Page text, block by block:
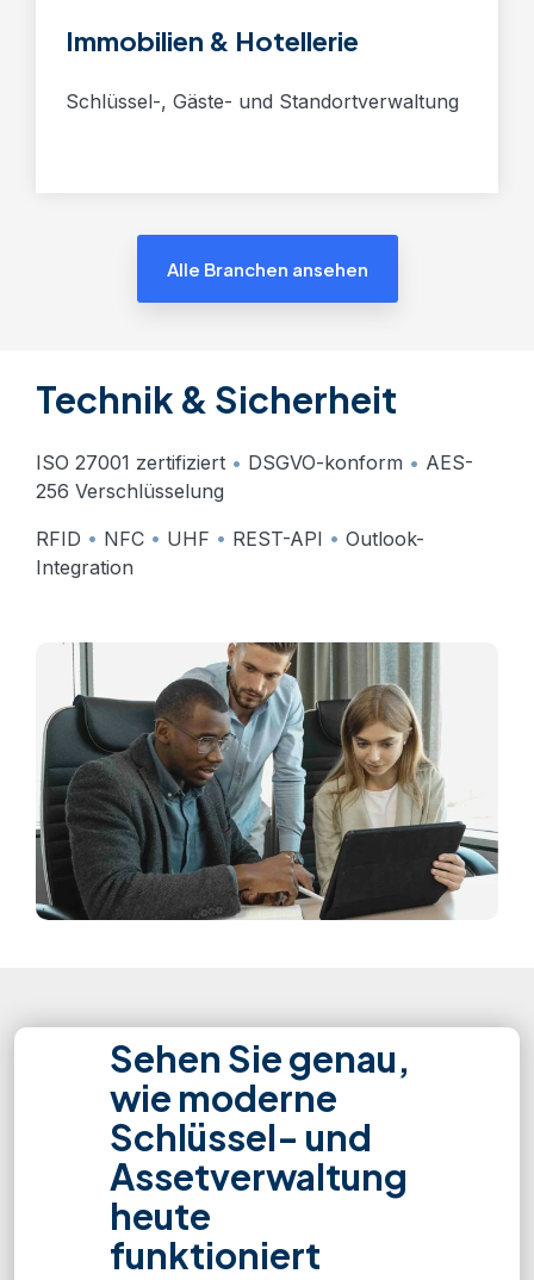
Immobilien & Hotellerie
Schlüssel-, Gäste- und Standortverwaltung
Alle Branchen ansehen
Technik & Sicherheit
ISO 27001 zertifiziert • DSGVO-konform • AES-
256 Verschlüsselung
RFID • NFC • UHF • REST-API • Outlook-
Integration
Sehen Sie genau,
wie moderne
Schlüssel- und
Assetverwaltung
heute
funktioniert